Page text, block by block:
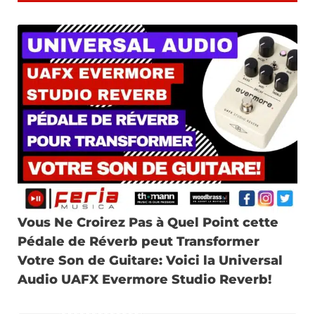
Vous Ne Croirez Pas à Quel Point cette
Pédale de Réverb peut Transformer
Votre Son de Guitare: Voici la Universal
Audio UAFX Evermore Studio Reverb!